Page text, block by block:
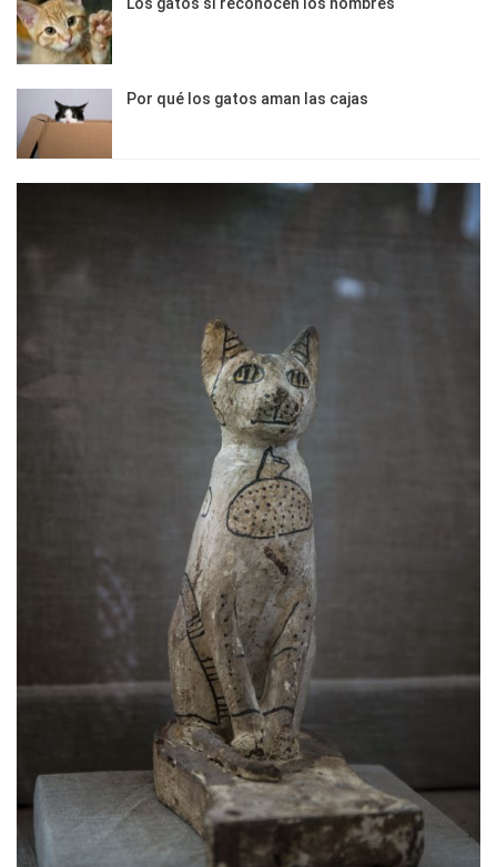
Por qué los gatos aman las cajas